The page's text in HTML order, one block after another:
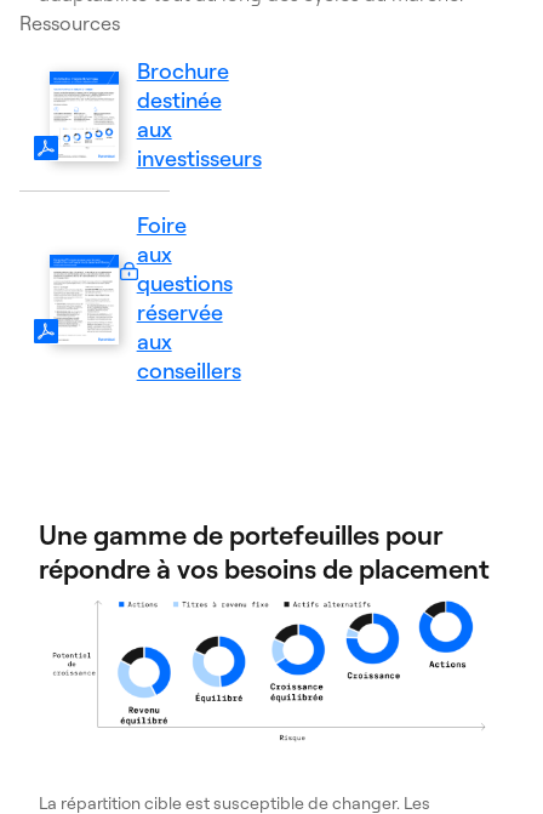
Ressources
Brochure
destinée
aux
investisseurs
(Le
document
PDF
un
nouvel
onglet)
Foire
aux
questions
réservée
aux
conseillers
Connexion
requise.
Une gamme de portefeuilles pour
répondre à vos besoins de placement
La répartition cible est susceptible de changer. Les